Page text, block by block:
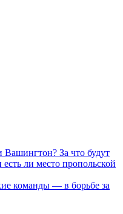
Вашингтон? За что будут
ли место пропольской
команды — в борьбе за